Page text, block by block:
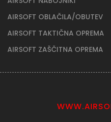
AIRSOFT OBLAČILA/OBUTEV
AIRSOFT TAKTIČNA OPREMA
AIRSOFT ZAŠČITNA OPREMA